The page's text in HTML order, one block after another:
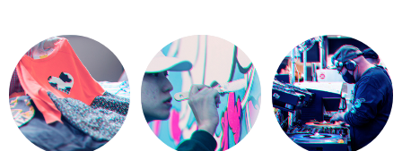
立ったら
行動
するよう
ザインを
する